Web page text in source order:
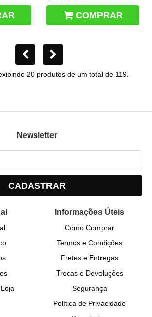
COMPRAR
20 produtos de um total de 119.
Newsletter
CADASTRAR
Informações Úteis
Como Comprar
Termos e Condições
Fretes e Entregas
Trocas e Devoluções
Segurança
Política de Privacidade